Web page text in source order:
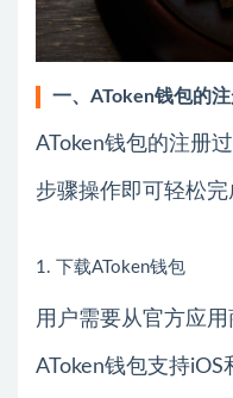
一、AToken钱包的
AToken钱包的注册
步骤操作即可轻松完
1. 下载AToken钱包
用户需要从官方应用
AToken钱包支持iOS